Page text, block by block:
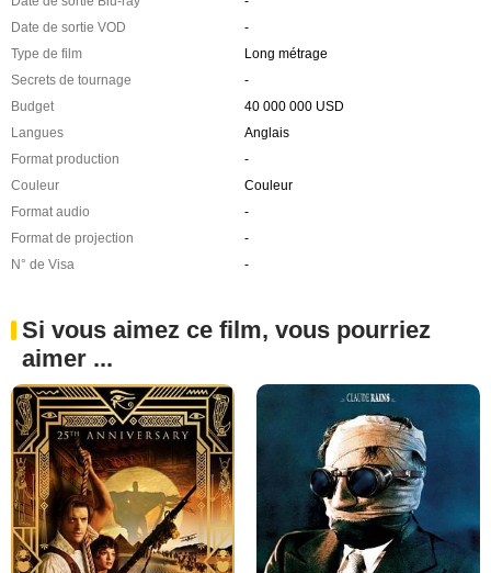
Date de sortie VOD
-
Type de film
Long métrage
Secrets de tournage
-
Budget
40 000 000 USD
Langues
Anglais
Format production
-
Couleur
Couleur
Format audio
-
Format de projection
-
N° de Visa
-
Si vous aimez ce film, vous pourriez
aimer ...